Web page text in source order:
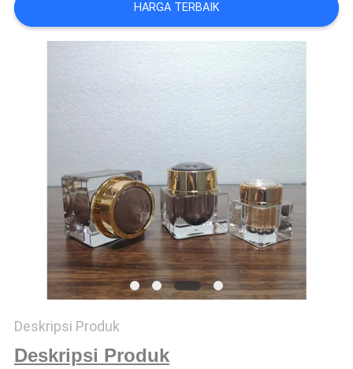
PRIVACY
POLICY
HARGA TERBAIK
Deskripsi Produk
Deskripsi Produk